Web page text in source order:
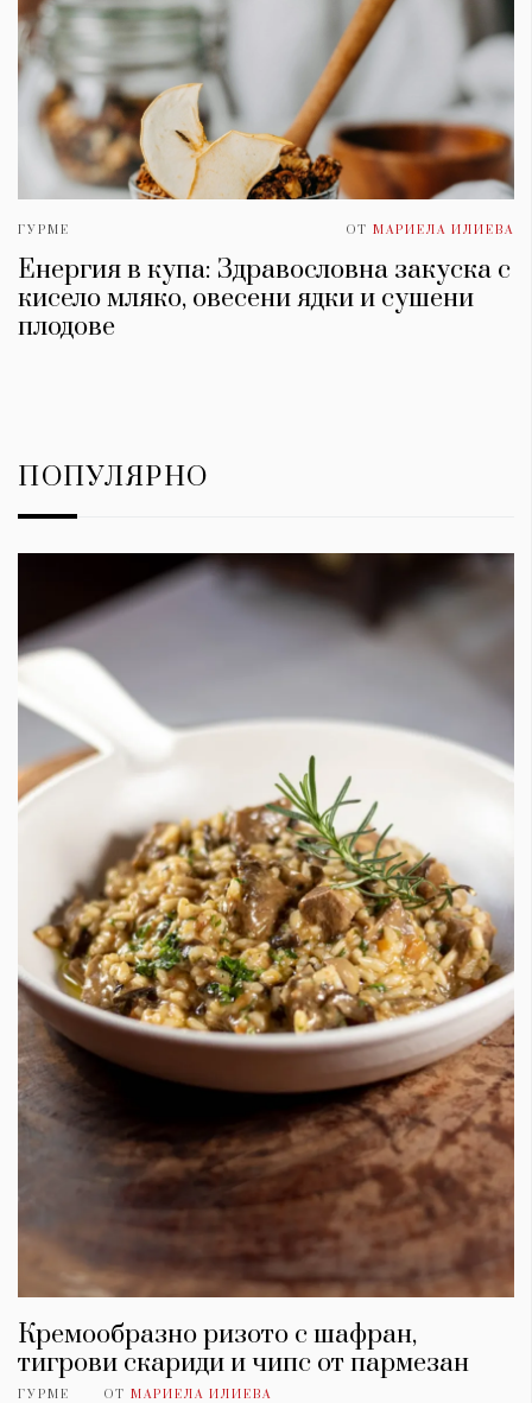
ГУРМЕ ОТ МАРИЕЛА ИЛИЕВА
Енергия в купа: Здравословна закуска с
кисело мляко, овесени ядки и сушени
плодове
ПОПУЛЯРНО
Кремообразно ризото с шафран,
тигрови скариди и чипс от пармезан
ГУРМЕ ОТ МАРИЕЛА ИЛИЕВА
КАТЕГОРИИ
Wine&Dine
Подкасти
Мода
Изкуство
Красота
Цветно
Гурме
Пътувай
Wellness
ползване
За нас
Реклама
Политика за
поверителност
ModerenDom
СЛЕДВАЙТЕ НИ
Facebook Instagram
Pinterest
YouTube
Soundcloud
Ако нашият сайт ви харесва, можете да се абонирате за
седмичния ни нюзлетър тук:
© 2026, HighViewArt | Всички права запазени